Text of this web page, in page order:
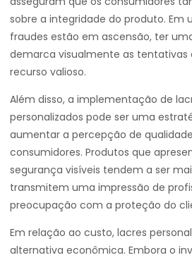
sobre a integridade do produto. Em
fraudes estão em ascensão, ter
demarca visualmente as tentativas
recurso valioso.
Além disso, a implementação de
personalizados pode ser uma
aumentar a percepção de
consumidores. Produtos que
segurança visíveis tendem a ser
transmitem uma impressão de
preocupação com a proteção do
Em relação ao custo, lacres
alternativa econômica. Embora o